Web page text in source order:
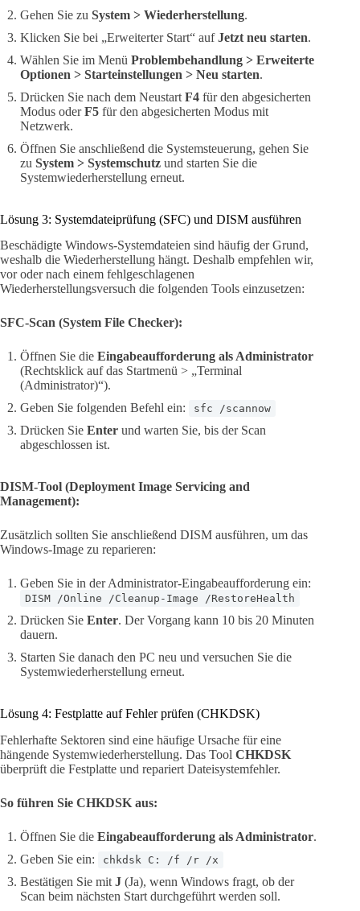
Gehen Sie zu System > Wiederherstellung.
Klicken Sie bei „Erweiterter Start“ aufJetzt neu starten.
Wählen Sie im Menü Problembehandlung > Erweiterte
Optionen > Starteinstellungen > Neu starten.
Drücken Sie nach dem Neustart F4 für den abgesicherten
Modus oderF5 für den abgesicherten Modus mit
Netzwerk.
Öffnen Sie anschließend die Systemsteuerung, gehen Sie
zu System > Systemschutz und starten Sie die
Systemwiederherstellung erneut.
Lösung 3: Systemdateiprüfung (SFC) und DISM ausführen
Beschädigte Windows-Systemdateien sind häufig der Grund,
weshalb die Wiederherstellung hängt. Deshalb empfehlen wir,
vor oder nach einem fehlgeschlagenen
Wiederherstellungsversuch die folgenden Tools einzusetzen:
SFC-Scan (System File Checker):
Öffnen Sie die Eingabeaufforderung als Administrator
(Rechtsklick auf das Startmenü > „Terminal
(Administrator)“).
Geben Sie folgenden Befehl ein:
sfc /scannow
Drücken Sie Enter und warten Sie, bis der Scan
abgeschlossen ist.
DISM-Tool (Deployment Image Servicing and
Management):
Zusätzlich sollten Sie anschließend DISM ausführen, um das
Windows-Image zu reparieren:
Geben Sie in der Administrator-Eingabeaufforderung ein:
DISM /Online /Cleanup-Image /RestoreHealth
Drücken Sie Enter. Der Vorgang kann 10 bis 20 Minuten
dauern.
Starten Sie danach den PC neu und versuchen Sie die
Systemwiederherstellung erneut.
Lösung 4: Festplatte auf Fehler prüfen (CHKDSK)
Fehlerhafte Sektoren sind eine häufige Ursache für eine
hängende Systemwiederherstellung. Das Tool CHKDSK
überprüft die Festplatte und repariert Dateisystemfehler.
So führen Sie CHKDSK aus:
Öffnen Sie die Eingabeaufforderung als Administrator.
Geben Sie ein:
chkdsk C: /f /r /x
Bestätigen Sie mit J (Ja), wenn Windows fragt, ob der
Scan beim nächsten Start durchgeführt werden soll.